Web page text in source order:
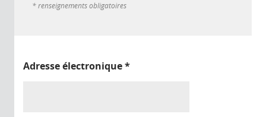
* renseignements obligatoires
Adresse électronique*